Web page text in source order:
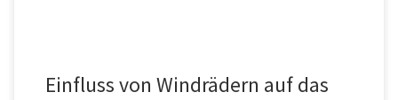
Einfluss von Windrädern auf das